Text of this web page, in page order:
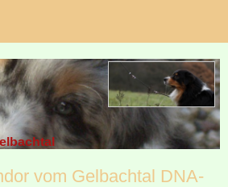
vom Gelbachtal DNA-